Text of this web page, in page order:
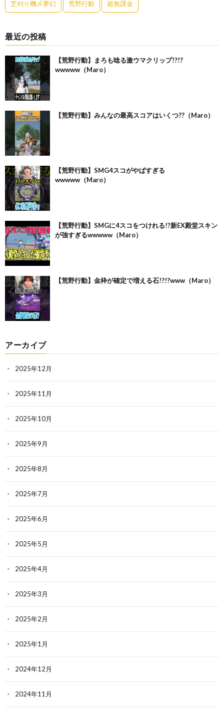
芝刈り機〆夢幻 荒野行動 超無課金
最近の投稿
【荒野行動】まろも唸る激ウマクリップ!?!?
wwwww（Maro）
【荒野行動】みんなの最高スコアはいくつ??（Maro）
【荒野行動】SMG4スコがやばすぎる
wwwww（Maro）
【荒野行動】SMGに4スコをつけれる!?新EX殿堂スキン
が強すぎるwwwww（Maro）
【荒野行動】金枠が確定で増える石!?!?www（Maro）
アーカイブ
2025年12月
2025年11月
2025年10月
2025年9月
2025年8月
2025年7月
2025年6月
2025年5月
2025年4月
2025年3月
2025年2月
2025年1月
2024年12月
2024年11月